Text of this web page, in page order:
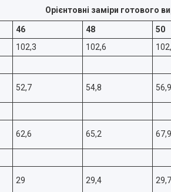
Орієнтовні заміри готового
46 48 50
102,3 102,6
52,7 54,8 56,9
62,6 65,2 67,9
29 29,4 29,7